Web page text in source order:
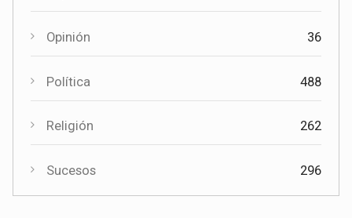
El Certamen "Villa Cervantina" vuelve a situar a Mota del
Deportes 1558
Opinión 36
Política 488
Religión 262